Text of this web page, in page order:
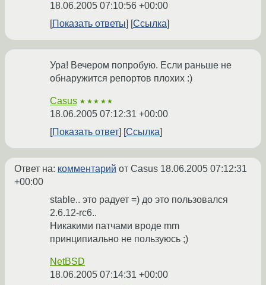
18.06.2005 07:10:56 +00:00
Показать ответы
Ссылка
Ура! Вечером попробую. Если раньше не
обнаружится репортов плохих :)
Casus ★★★★★
18.06.2005 07:12:31 +00:00
Показать ответ
Ссылка
Ответ на: комментарий от Casus 18.06.2005 07:12:31
+00:00
stable.. это радует =) до это пользовался
2.6.12-rc6..
Никакими патчами вроде mm
принципиально не пользуюсь ;)
NetBSD
18.06.2005 07:14:31 +00:00